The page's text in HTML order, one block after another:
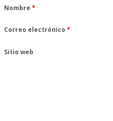
Nombre *
Correo electrónico *
Sitio web